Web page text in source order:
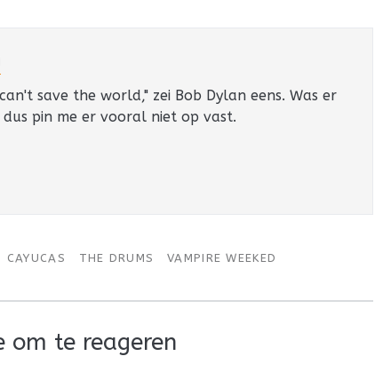
save the world," zei Bob Dylan eens. Was er
dus pin me er vooral niet op vast.
CAYUCAS THE DRUMS VAMPIRE WEEKED
om te reageren